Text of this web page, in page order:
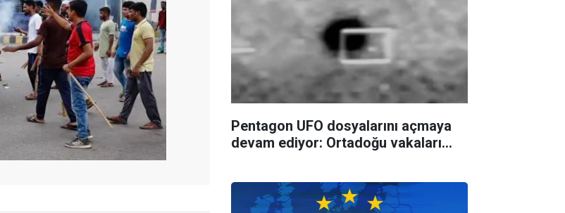
Pentagon UFO dosyalarını açmaya
devam ediyor: Ortadoğu vakaları...